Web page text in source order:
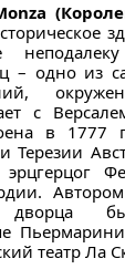
– одно из
с
в 1777
дворца
театр Ла